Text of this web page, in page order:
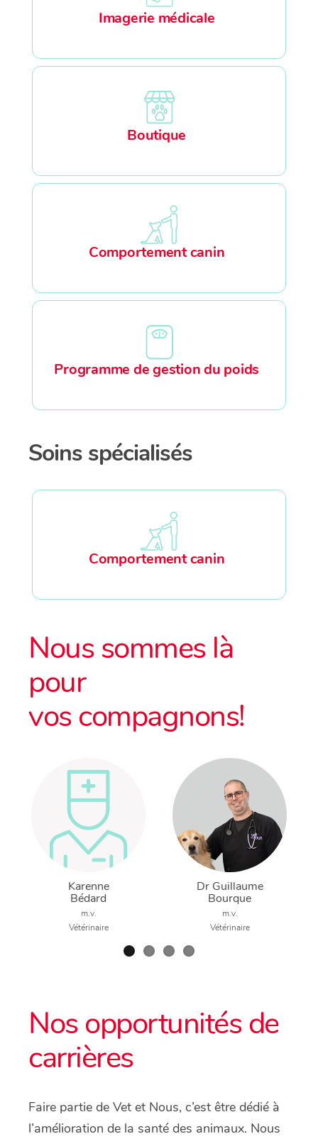
Imagerie médicale
Boutique
Comportement canin
Programme de gestion du poids
Soins spécialisés
Comportement canin
Nous sommes là
pour
vos compagnons!
Karenne
Bédard
m.v.
Vétérinaire
Dr Guillaume
Bourque
m.v.
Vétérinaire
Nos opportunités de
carrières
Faire partie de Vet et Nous, c’est être dédié à
l’amélioration de la santé des animaux. Nous